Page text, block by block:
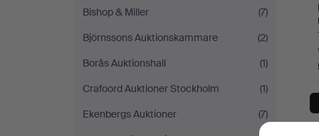
Bishop & Miller
(7)
Björnssons Auktionskammare
(2)
Borås Auktionshall
(1)
Crafoord Auktioner Stockholm
(1)
Ekenbergs Auktioner
(7)